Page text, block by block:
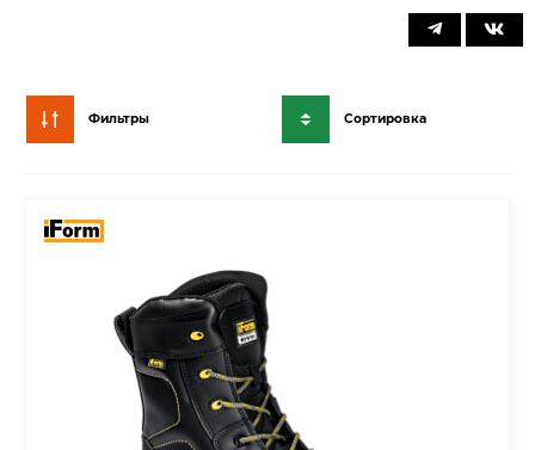
Фильтры Сортировка